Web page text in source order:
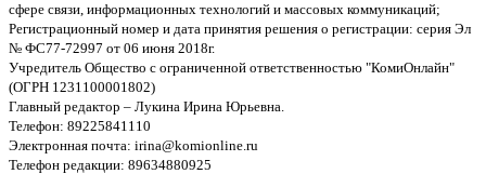
сфере связи, информационных технологий и массовых коммуникаций;
Регистрационный номер и дата принятия решения о регистрации: серия Эл
№ ФС77-72997 от 06 июня 2018г.
Учредитель Общество с ограниченной ответственностью "КомиОнлайн"
(ОГРН 1231100001802)
Главный редактор – Лукина Ирина Юрьевна.
Телефон: 89225841110
Электронная почта: irina@komionline.ru
Телефон редакции: 89634880925